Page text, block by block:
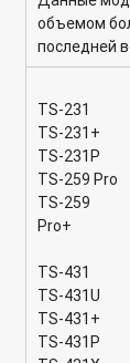
Plex Media
сервера
Как
QNAP с
Как
накопителя?
Какое имя
умолчанию в
Как
Как в
объемом
последней
TS-231
TS-231+
TS-231P
TS-259 Pro
TS-259
Pro+
TS-431
TS-431U
TS-431+
TS-431P